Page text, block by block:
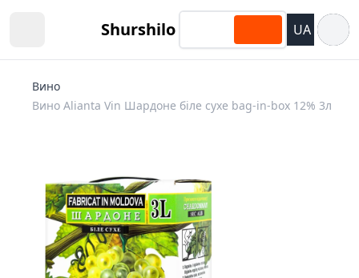
Shurshilo UA
Вино
Вино Alianta Vin Шардоне біле сухе bag-in-box 12% 3л